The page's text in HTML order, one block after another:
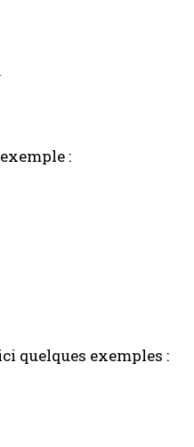
:
quelques exemples :